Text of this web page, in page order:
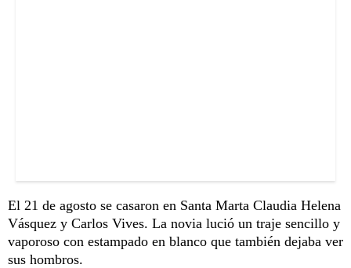
El 21 de agosto se casaron en Santa Marta Claudia Helena
Vásquez y Carlos Vives. La novia lució un traje sencillo y
vaporoso con estampado en blanco que también dejaba ver
sus hombros.